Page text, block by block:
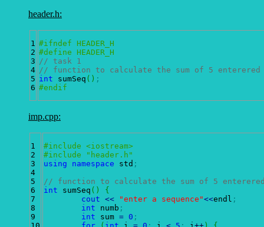
header.h:
1
2
3
4
5
#ifndef HEADER_H
#define HEADER_H
// task 1
// function to calculate the sum of 5 enterered
int sumSeq ( ) ;
#endif
imp.cpp:
1
2
3
4
5
6
7
8
9
#include <iostream>
#include "header.h"
using
namespace std ;
// function to calculate the sum of 5 enterered
int sumSeq ( )
{
cout << "enter a sequence"<<endl ;
int numb ;
int sum = 0 ;